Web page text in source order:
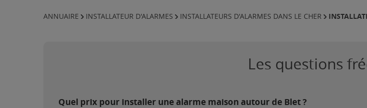
ANNUAIRE INSTALLATEUR D'ALARMES INSTALLATEURS D'ALARMES DANS LE CHER
Les questions
Quel prix pour installer une alarme maison autour de Blet ?